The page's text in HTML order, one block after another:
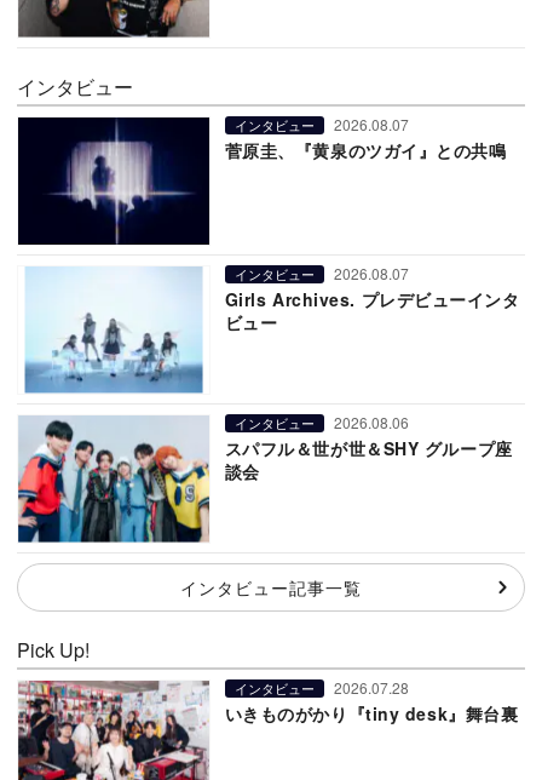
インタビュー
インタビュー 2026.08.07
菅原圭、『黄泉のツガイ』との共鳴
インタビュー 2026.08.07
Girls Archives. プレデビューインタ
ビュー
インタビュー 2026.08.06
スパフル＆世が世＆SHY グループ座
談会
インタビュー記事一覧
Pick Up!
インタビュー 2026.07.28
いきものがかり『tiny desk』舞台裏